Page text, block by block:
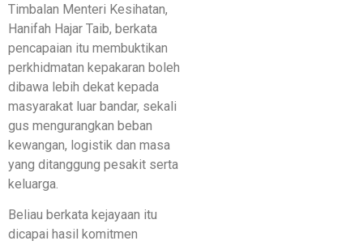
Timbalan Menteri Kesihatan,
Hanifah Hajar Taib, berkata
pencapaian itu membuktikan
perkhidmatan kepakaran boleh
dibawa lebih dekat kepada
masyarakat luar bandar, sekali
gus mengurangkan beban
kewangan, logistik dan masa
yang ditanggung pesakit serta
keluarga.
Beliau berkata kejayaan itu
dicapai hasil komitmen